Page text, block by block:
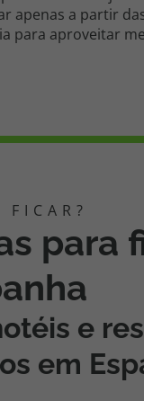
apenas a partir
para aproveitar
para
e
em